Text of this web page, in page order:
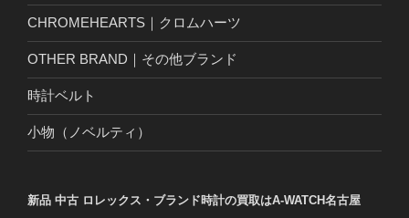
CHROMEHEARTS｜クロムハーツ
OTHER BRAND｜その他ブランド
時計ベルト
小物（ノベルティ）
新品 中古 ロレックス・ブランド時計の買取はA-WATCH名古屋